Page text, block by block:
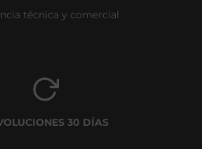
técnica y comercial
30 DÍAS